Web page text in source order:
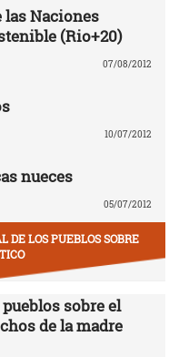
las Naciones
(Rio+20)
07/08/2012
10/07/2012
nueces
05/07/2012
DE LOS PUEBLOS SOBRE
sobre el
de la madre